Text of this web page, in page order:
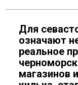
Для
означают
реальное
магазинов